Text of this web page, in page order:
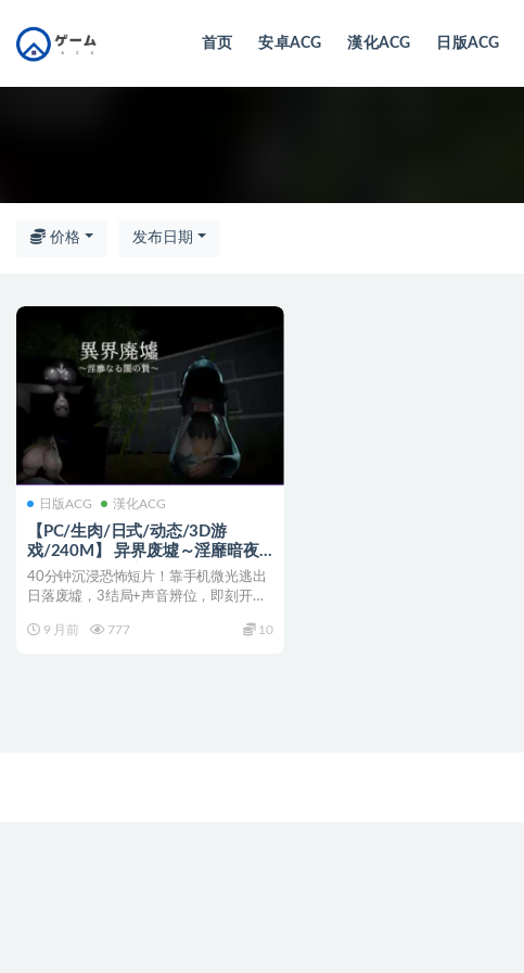
首页 安卓ACG 漢化ACG 日版ACG
价格 发布日期
日版ACG 漢化ACG
【PC/生肉/日式/动态/3D游
戏/240M】 异界废墟～淫靡暗夜
祭品～ （異界廃墟～淫靡なる闇の
贄～）生肉版+存档+日式3D游戏
40分钟沉浸恐怖短片！靠手机微光逃出
日落废墟，3结局+声音辨位，即刻开
9 月前
777 10